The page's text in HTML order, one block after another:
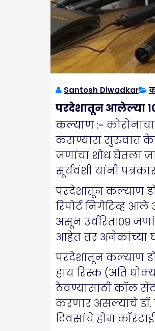
Santosh Diwadkar
परदेशातून आलेल्या
कल्याण :-
कसण्यास सुरुवात
जणांचा शोध घेतला
सूर्यवंशी यांनी
परदेशातून कल्याण
रिपोर्ट निगेटिव्ह
असून उर्वरित१०९
आहेत तर अनेकांच्या
परदेशातून कल्याण
हाय रिस्क (अति
ठेवण्यासाठी कॉल
करणार असल्याचे डॉ.
दिवसांचे होम